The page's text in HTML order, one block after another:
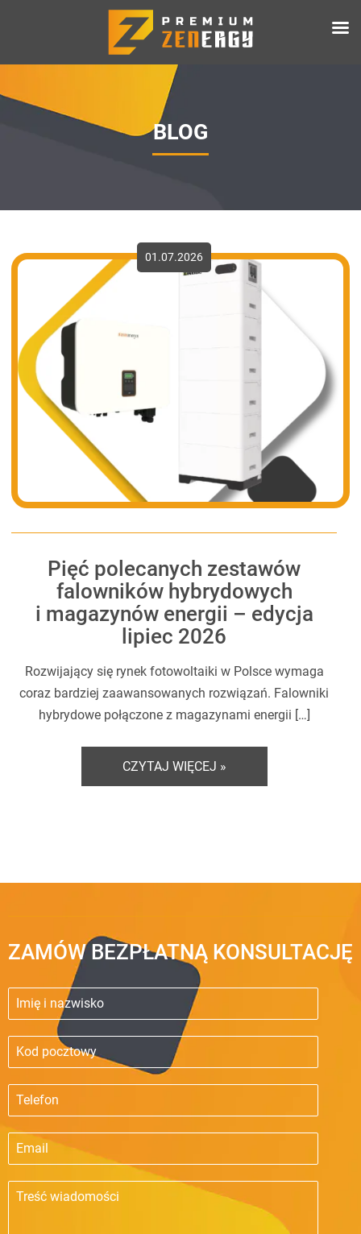
BLOG
01.07.2026
Pięć polecanych zestawów
falowników hybrydowych
i magazynów energii – edycja
lipiec 2026
Rozwijający się rynek fotowoltaiki w Polsce wymaga
coraz bardziej zaawansowanych rozwiązań. Falowniki
hybrydowe połączone z magazynami energii […]
CZYTAJ WIĘCEJ »
ZAMÓW BEZPŁATNĄ KONSULTACJĘ